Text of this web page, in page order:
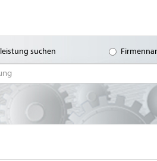
suchen